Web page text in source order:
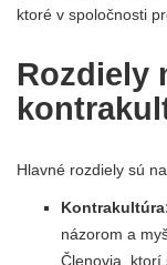
ktoré v spoločnosti
Rozdiely
Hlavné rozdiely sú
názorom a
Členovia, ktorí